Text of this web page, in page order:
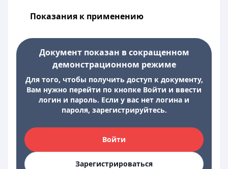
Показания к применению
Документ показан в сокращенном
демонстрационном режиме
Для того, чтобы получить доступ к документу,
Вам нужно перейти по кнопке Войти и ввести
логин и пароль. Если у вас нет логина и
пароля, зарегистрируйтесь.
Войти
Зарегистрироваться